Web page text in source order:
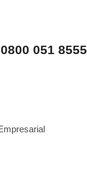
0800 051 8555